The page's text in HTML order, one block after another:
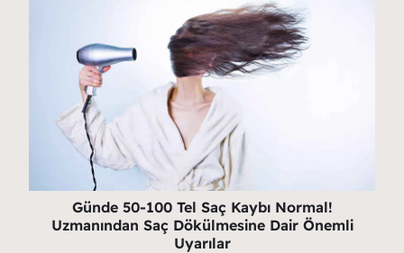
Günde 50-100 Tel Saç Kaybı Normal!
Uzmanından Saç Dökülmesine Dair Önemli
Uyarılar